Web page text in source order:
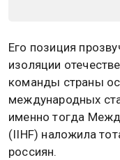
Его позиция
изоляции
команды страны
международных
именно тогда
(IIHF) наложила
россиян.